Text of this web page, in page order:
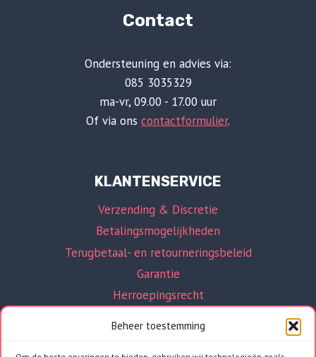
Beheer toestemming
Contact
Ondersteuning en advies via:
085 3035329
ma-vr, 09.00 - 17.00 uur
Of via ons contactformulier.
KLANTENSERVICE
Verzending & Discretie
Betalingsmogelijkheden
Terugbetaal- en retourneringsbeleid
Garantie
Herroepingsrecht